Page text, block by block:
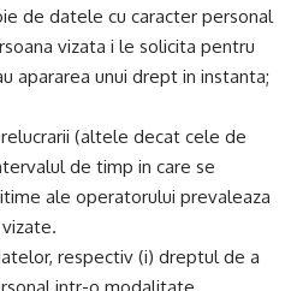
de datele cu caracter personal
vizata i le solicita pentru
apararea unui drept in instanta;
(altele decat cele de
de timp in care se
ale operatorului prevaleaza
respectiv (i) dreptul de a
intr-o modalitate